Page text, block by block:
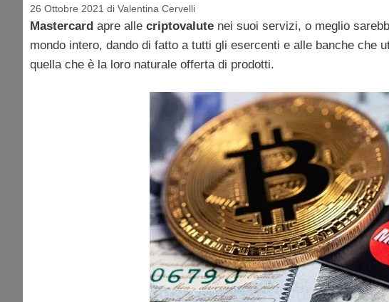
26 Ottobre 2021 di Valentina Cervelli
Mastercard apre alle criptovalute nei suoi servizi, o meglio
mondo intero, dando di fatto a tutti gli esercenti e alle banche che
quella che è la loro naturale offerta di prodotti.